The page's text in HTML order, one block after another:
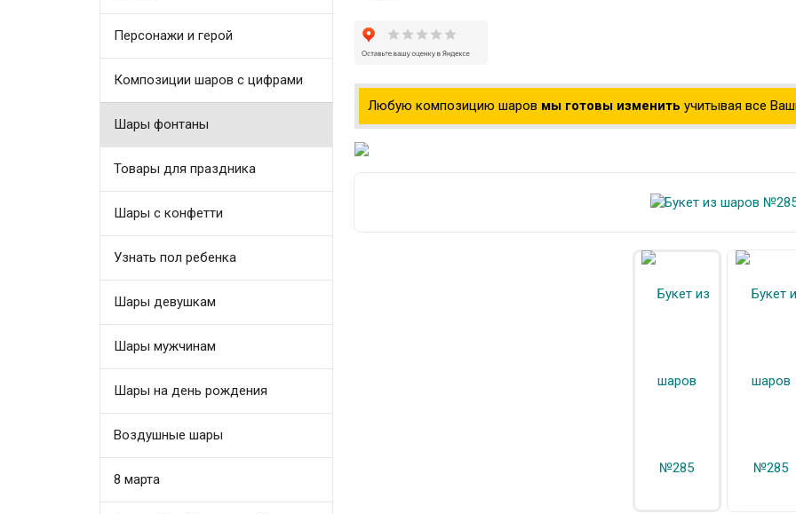
Персонажи и герой
Композиции шаров с цифрами
Шары фонтаны
Товары для праздника
Шары с конфетти
Узнать пол ребенка
Шары девушкам
Шары мужчинам
Шары на день рождения
Воздушные шары
8 марта
Любую композицию шаров мы готовы изменить учитывая все